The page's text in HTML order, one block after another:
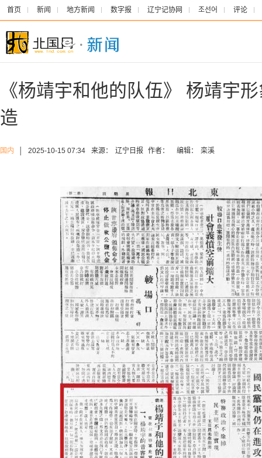
首页 新闻 地方新闻 数字报 辽宁记协网 조선어 评论
《杨靖宇和他的队伍》 杨靖宇
造
国内 2025-10-15 07:34 来源： 辽宁日报 作者： 编辑： 栾溪